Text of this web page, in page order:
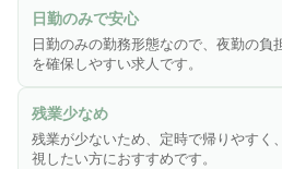
を展開しています。「慈愛の心・
義」という理念を掲げ、お客様に
を提供しています。特に大切にし
きがい作り」。安心・安全はもちろ
く毎日を過ごしていただけるよう
ービスを心がけています。
日勤のみで安心
日勤のみの勤務形態なので、夜勤の負
を確保しやすい求人です。
残業少なめ
残業が少ないため、定時で帰りやすく
視したい方におすすめです。